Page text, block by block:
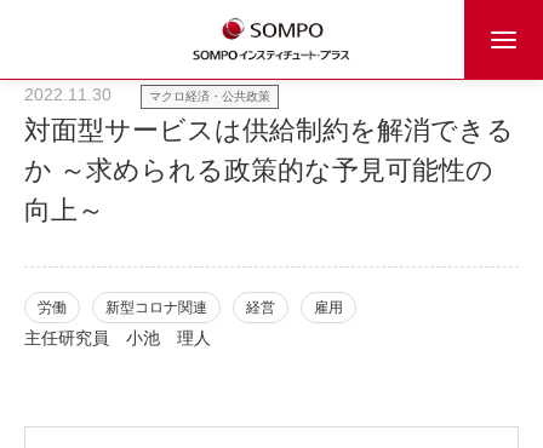
2022.11.30 マクロ経済・公共政策
対面型サービスは供給制約を解消できる
か ～求められる政策的な予見可能性の
向上～
労働 新型コロナ関連 経営 雇用
主任研究員 小池 理人